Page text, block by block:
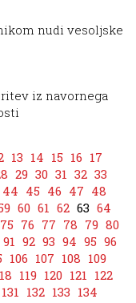
nudi vesoljske
iz navornega
13 14 15 16 17
29 30 31 32 33
44 45 46 47 48
60 61 62 63 64
75 76 77 78 79 80
91 92 93 94 95 96
106 107 108 109
119 120 121 122
131 132 133 134